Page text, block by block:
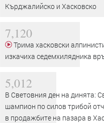
Кърджалийско и Хасковско
7,120
Трима хасковски
изкачиха седемхилядника
5,012
В Световния ден на динята:
шампион по силов трибой
в продажбите на пазара в